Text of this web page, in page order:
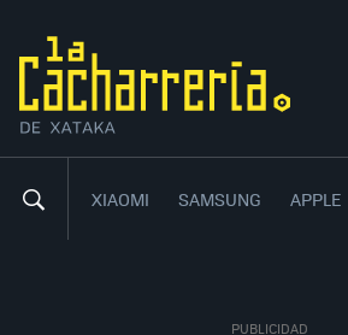
XIAOMI SAMSUNG APPLE
NOKIA C20
CON ANDROID 11 GO EDITION Y CON
AJUSTADO